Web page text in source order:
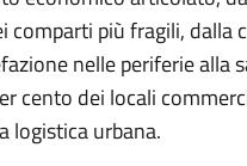
più fragili, dalla
nelle periferie alla
cento dei locali
logistica urbana.